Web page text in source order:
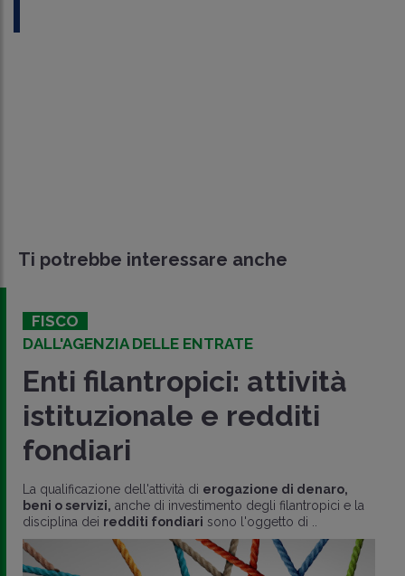
Ti potrebbe interessare anche
FISCO
DALL'AGENZIA DELLE ENTRATE
Enti filantropici: attività
istituzionale e redditi
fondiari
La qualificazione dell'attività di erogazione di denaro,
beni o servizi, anche di investimento degli filantropici e la
disciplina dei redditi fondiari sono l'oggetto di ..